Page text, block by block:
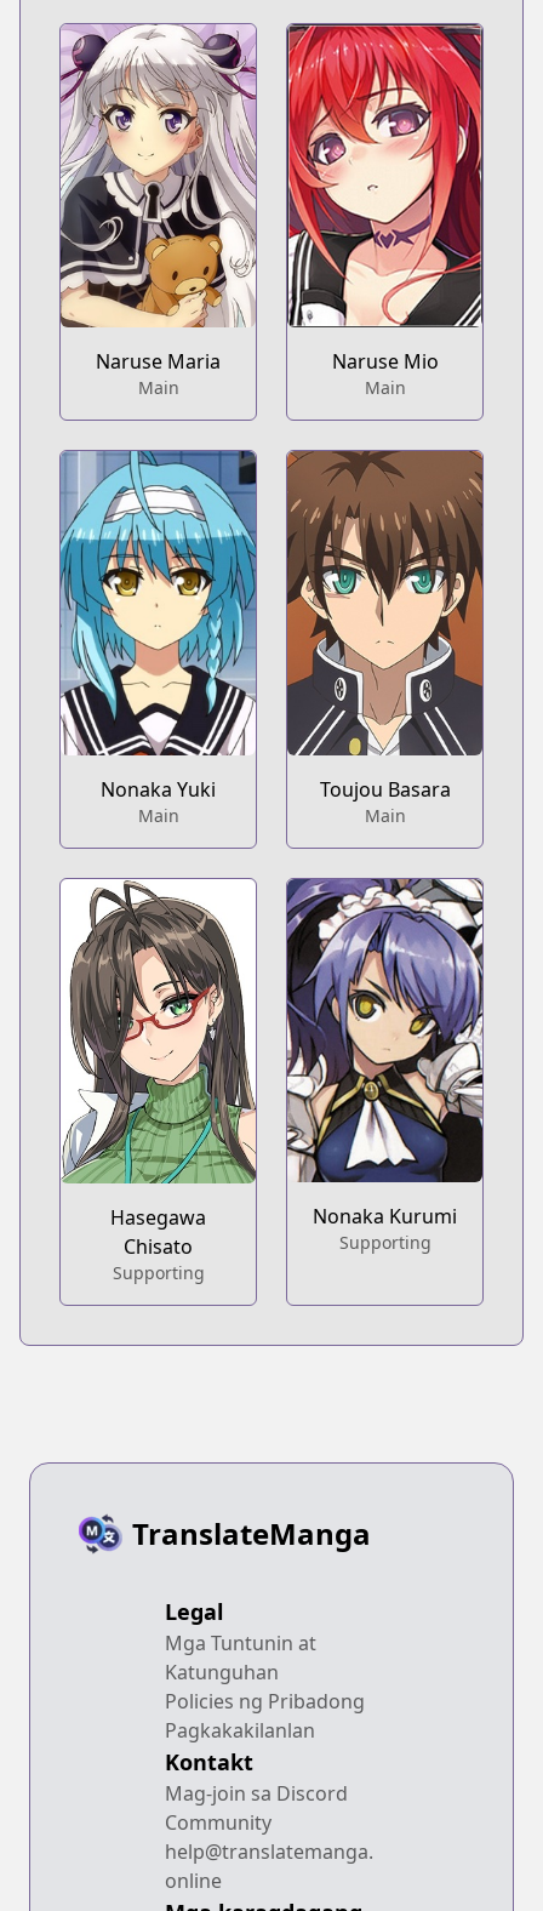
Naruse Maria
Main
Naruse Mio
Main
Nonaka Yuki
Main
Toujou Basara
Main
Hasegawa
Chisato
Supporting
Nonaka Kurumi
Supporting
TranslateManga
Legal
Mga Tuntunin at
Katunguhan
Policies ng Pribadong
Pagkakakilanlan
Kontakt
Mag-join sa Discord
Community
help@translatemanga.
online